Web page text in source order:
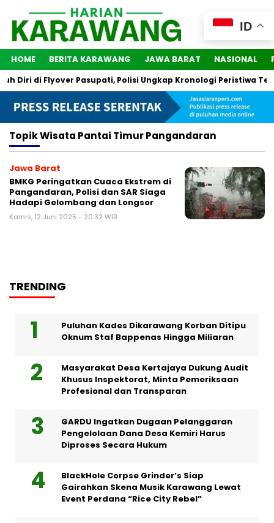
HOME BERITA KARAWANG JAWA BARAT NASIONAL
Diri di Flyover Pasupati, Polisi Ungkap Kronologi Peristiwa
TopikWisata Pantai Timur Pangandaran
Jawa Barat
BMKG Peringatkan Cuaca Ekstrem di
Pangandaran, Polisi dan SAR Siaga
Hadapi Gelombang dan Longsor
Kamis, 12 Juni 2025 - 20:32 WIB
TRENDING
Puluhan Kades Dikarawang Korban Ditipu
Oknum Staf Bappenas Hingga Miliaran
Masyarakat Desa Kertajaya Dukung Audit
Khusus Inspektorat, Minta Pemeriksaan
Profesional dan Transparan
GARDU Ingatkan Dugaan Pelanggaran
Pengelolaan Dana Desa Kemiri Harus
Diproses Secara Hukum
BlackHole Corpse Grinder’s Siap
Gairahkan Skena Musik Karawang Lewat
Event Perdana “Rice City Rebel”
ID